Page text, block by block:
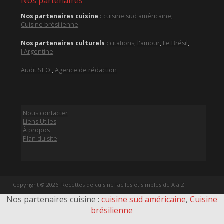
Nos partenaires cuisine : cuisine sud américaine,
Cuisine brésilienne
Nos partenaires culturels : citations, l'amour, Le Brésil,
l'Argentine
Audit SEO ,Agence de rédaction
Nous contacter
Liens Utiles
À propos
Plan du site
Copyright © 2026. Recettes de cuisine faciles et simples de A à Z
Nos partenaires cuisine : cuisine sud américaine, Cuisine
brésilienne